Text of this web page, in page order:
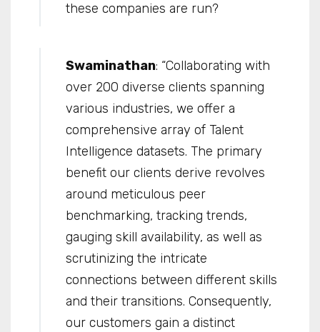
these companies are run?
Swaminathan: “Collaborating with
over 200 diverse clients spanning
various industries, we offer a
comprehensive array of Talent
Intelligence datasets. The primary
benefit our clients derive revolves
around meticulous peer
benchmarking, tracking trends,
gauging skill availability, as well as
scrutinizing the intricate
connections between different skills
and their transitions. Consequently,
our customers gain a distinct